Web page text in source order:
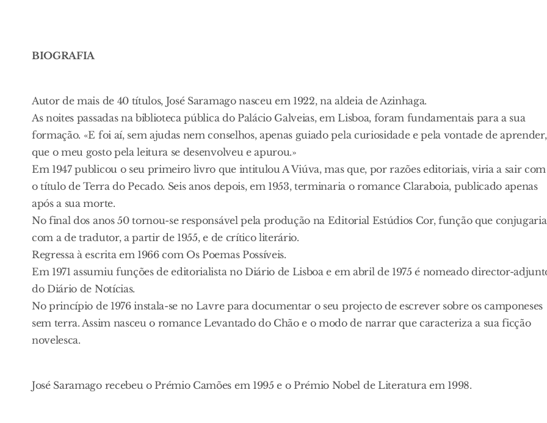
BIOGRAFIA
Autor de mais de 40 títulos, José Saramago nasceu em 1922, na aldeia de Azinhaga.
As noites passadas na biblioteca pública do Palácio Galveias, em Lisboa, foram fundamentais para a sua
formação. «E foi aí, sem ajudas nem conselhos, apenas guiado pela curiosidade e pela vontade de aprender,
que o meu gosto pela leitura se desenvolveu e apurou.»
Em 1947 publicou o seu primeiro livro que intitulou A Viúva, mas que, por razões editoriais, viria a sair com
o título de Terra do Pecado. Seis anos depois, em 1953, terminaria o romance Claraboia, publicado apenas
após a sua morte.
No final dos anos 50 tornou-se responsável pela produção na Editorial Estúdios Cor, função que conjugaria
com a de tradutor, a partir de 1955, e de crítico literário.
Regressa à escrita em 1966 com Os Poemas Possíveis.
Em 1971 assumiu funções de editorialista no Diário de Lisboa e em abril de 1975 é nomeado director-
do Diário de Notícias.
No princípio de 1976 instala-se no Lavre para documentar o seu projecto de escrever sobre os camponeses
sem terra. Assim nasceu o romance Levantado do Chão e o modo de narrar que caracteriza a sua ficção
novelesca.
José Saramago recebeu o Prémio Camões em 1995 e o Prémio Nobel de Literatura em 1998.